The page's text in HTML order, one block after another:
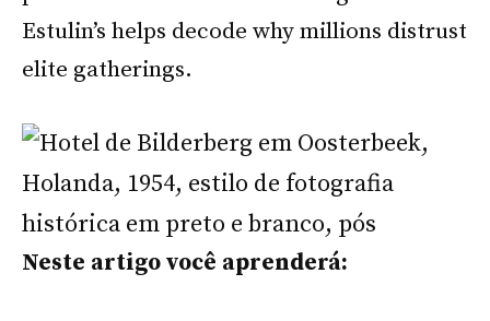
Estulin’s helps decode why millions distrust
elite gatherings.
Neste artigo você aprenderá: